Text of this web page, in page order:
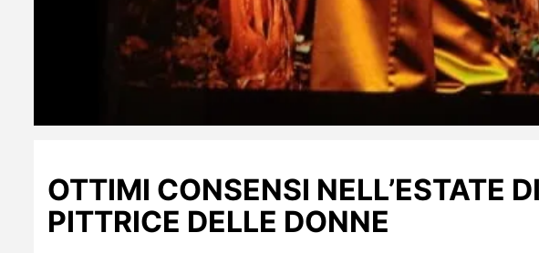
OTTIMI CONSENSI NELL’ESTATE
PITTRICE DELLE DONNE